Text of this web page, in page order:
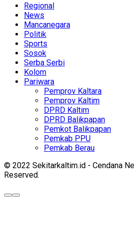
Regional
News
Mancanegara
Politik
Sports
Sosok
Serba Serbi
Kolom
Pariwara
Pemprov Kaltara
Pemprov Kaltim
DPRD Kaltim
DPRD Balikpapan
Pemkot Balikpapan
Pemkab PPU
Pemkab Berau
© 2022 Sekitarkaltim.id - Cendana
Reserved.